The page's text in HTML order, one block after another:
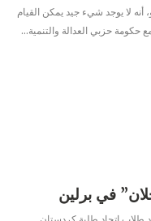
أنه لا يوجد شيء جيد يمكن القيام
حكومة حزبي العدالة والتنمية…
في برلين